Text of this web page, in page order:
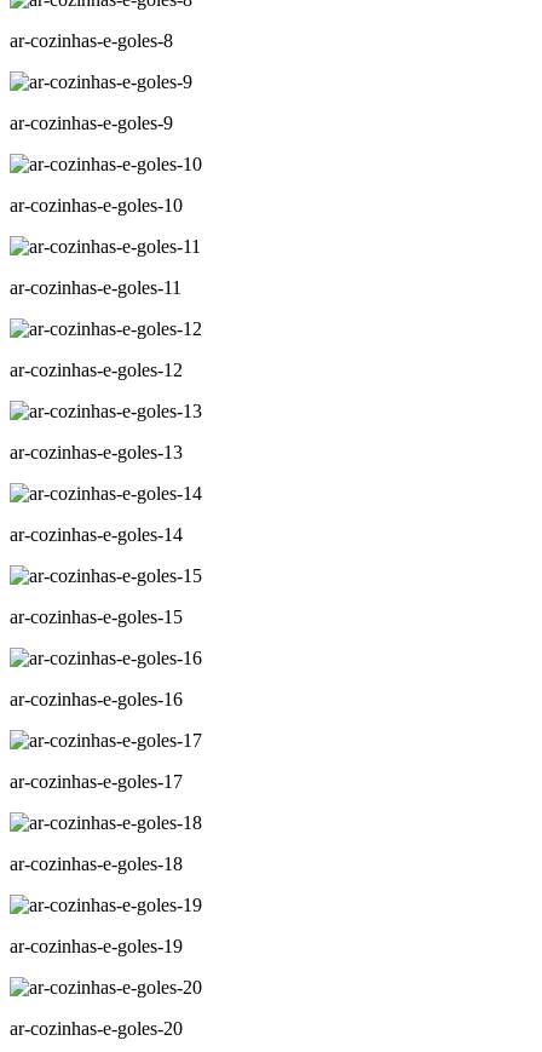
ar-cozinhas-e-goles-8
ar-cozinhas-e-goles-9
ar-cozinhas-e-goles-10
ar-cozinhas-e-goles-11
ar-cozinhas-e-goles-12
ar-cozinhas-e-goles-13
ar-cozinhas-e-goles-14
ar-cozinhas-e-goles-15
ar-cozinhas-e-goles-16
ar-cozinhas-e-goles-17
ar-cozinhas-e-goles-18
ar-cozinhas-e-goles-19
ar-cozinhas-e-goles-20